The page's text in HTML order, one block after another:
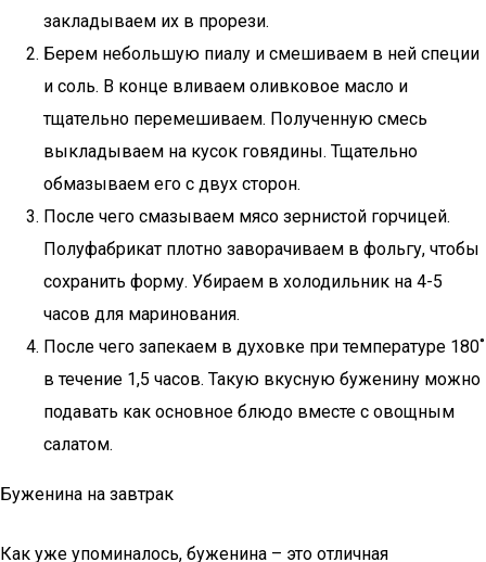
закладываем их в прорези.
Берем небольшую пиалу и смешиваем в ней специи
и соль. В конце вливаем оливковое масло и
тщательно перемешиваем. Полученную смесь
выкладываем на кусок говядины. Тщательно
обмазываем его с двух сторон.
После чего смазываем мясо зернистой горчицей.
Полуфабрикат плотно заворачиваем в фольгу, чтобы
сохранить форму. Убираем в холодильник на 4-5
часов для маринования.
После чего запекаем в духовке при температуре 180˚
в течение 1,5 часов. Такую вкусную буженину можно
подавать как основное блюдо вместе с овощным
салатом.
Буженина на завтрак
Как уже упоминалось, буженина – это отличная